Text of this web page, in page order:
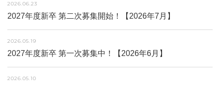
2026.06.23
2027年度新卒 第二次募集開始！【2026年7月】
2026.05.19
2027年度新卒 第一次募集中！【2026年6月】
2026.05.10